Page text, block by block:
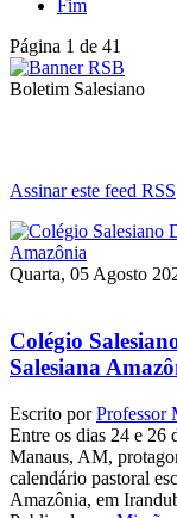
Fim
Página 1 de 41
Boletim Salesiano
Assinar este feed RSS
Quarta, 05 Agosto
Colégio
Salesiana
Escrito porProfessor
Entre os dias 24 e 26
Manaus, AM,
calendário pastoral
Amazônia, em